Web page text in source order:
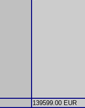
139599.00 EUR